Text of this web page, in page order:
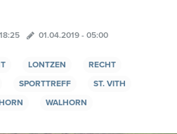
18:25 01.04.2019 - 05:00
LONTZEN
RECHT
SPORTTREFF
ST. VITH
WALHORN